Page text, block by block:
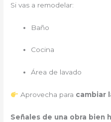
Si vas a remodelar:
Baño
Cocina
Área de lavado
Aprovecha para cambiar
Señales de una obra bien